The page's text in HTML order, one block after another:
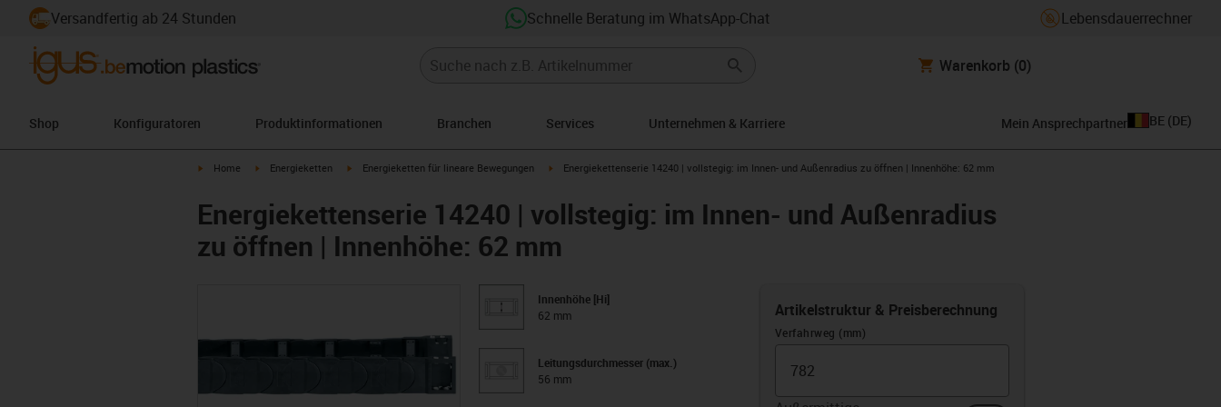
Versandfertig ab 24 Stunden Schnelle Beratung im WhatsApp-Chat Lebensdauerrechner
Warenkorb (0)
Shop Konfiguratoren Produktinformationen Branchen Services Unternehmen & Karriere Mein Ansprechpartner BE (DE)
igus-icon-arrow-right
Home igus-icon-arrow-right
Energieketten igus-icon-arrow-right
Energieketten für lineare Bewegungen igus-icon-arrow-right
Energiekettenserie 14240 | vollstegig: im Innen- und Außenradius zu öffnen | Innenhöhe: 62 mm
Energiekettenserie 14240 | vollstegig: im Innen- und Außenradius
zu öffnen | Innenhöhe: 62 mm
Innenhöhe [Hi]
62 mm
Leitungsdurchmesser (max.)
56 mm
Artikelstruktur & Preisberechnung
Verfahrweg (mm)